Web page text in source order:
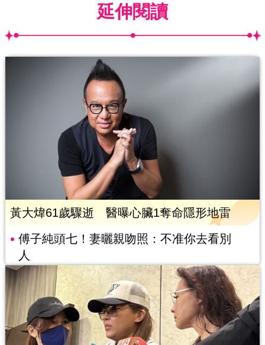
延伸閱讀
黃大煒61歲驟逝 醫曝心臟1奪命隱形地雷
傅子純頭七！妻曬親吻照：不准你去看別
人